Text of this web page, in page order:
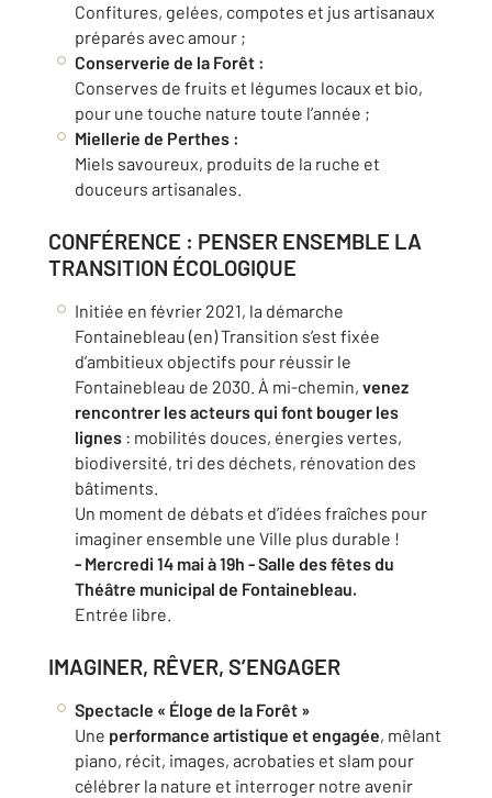
Confitures, gelées, compotes et jus artisanaux
préparés avec amour ;
Conserverie de la Forêt :
Conserves de fruits et légumes locaux et bio,
pour une touche nature toute l’année ;
Miellerie de Perthes :
Miels savoureux, produits de la ruche et
douceurs artisanales.
CONFÉRENCE : PENSER ENSEMBLE LA
TRANSITION ÉCOLOGIQUE
Initiée en février 2021, la démarche
Fontainebleau (en) Transition s’est fixée
d’ambitieux objectifs pour réussir le
Fontainebleau de 2030. À mi-chemin, venez
rencontrer les acteurs qui font bouger les
lignes : mobilités douces, énergies vertes,
biodiversité, tri des déchets, rénovation des
bâtiments.
Un moment de débats et d’idées fraîches pour
imaginer ensemble une Ville plus durable !
- Mercredi 14 mai à 19h - Salle des fêtes du
Théâtre municipal de Fontainebleau.
Entrée libre.
IMAGINER, RÊVER, S’ENGAGER
Spectacle « Éloge de la Forêt »
Une performance artistique et engagée, mêlant
piano, récit, images, acrobaties et slam pour
célébrer la nature et interroger notre avenir